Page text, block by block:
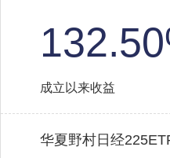
成立以来收益
华夏野村日经